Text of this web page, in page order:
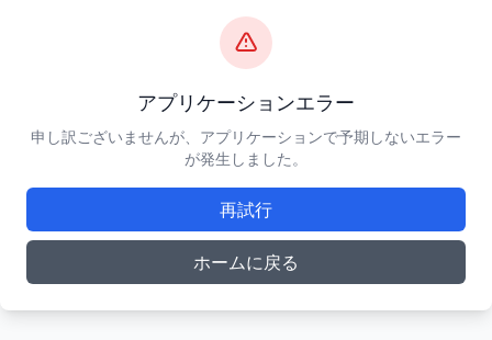
アプリケーションエラー
申し訳ございませんが、アプリケーションで予期しないエラー
が発生しました。
再試行
ホームに戻る